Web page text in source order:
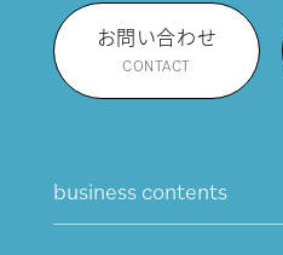
お問い合わせ
CONTACT
business contents